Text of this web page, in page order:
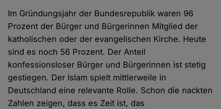
Im Gründungsjahr der Bundesrepublik waren 96
Prozent der Bürger und Bürgerinnen Mitglied der
katholischen oder der evangelischen Kirche. Heute
sind es noch 56 Prozent. Der Anteil
konfessionsloser Bürger und Bürgerinnen ist stetig
gestiegen. Der Islam spielt mittlerweile in
Deutschland eine relevante Rolle. Schon die nackten
Zahlen zeigen, dass es Zeit ist, das